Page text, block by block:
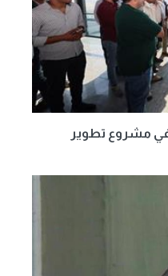
في مشروع تطوير